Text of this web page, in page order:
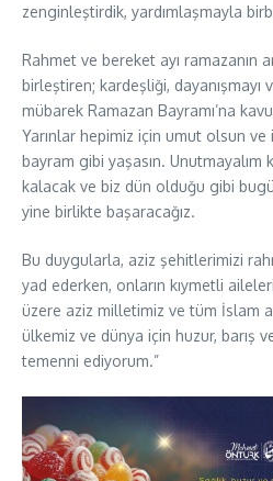
zenginleştirdik, yardımlaşmayla
Rahmet ve bereket ayı ramazanın
birleştiren; kardeşliği,
mübarek Ramazan Bayramı’na
Yarınlar hepimiz için umut olsun ve
bayram gibi yaşasın.
kalacak ve biz dün olduğu gibi
yine birlikte başaracağız.
Bu duygularla, aziz şehitlerimizi
yad ederken, onların kıymetli
üzere aziz milletimiz ve tüm İslam
ülkemiz ve dünya için huzur, barış
temenni ediyorum.”